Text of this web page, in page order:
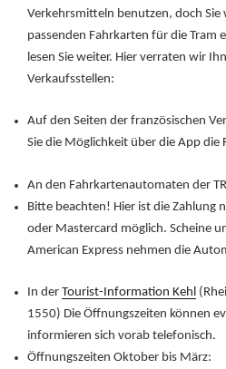
Verkehrsmitteln benutzen, doch Sie
passenden Fahrkarten für die Tram
lesen Sie weiter. Hier verraten wir
Verkaufsstellen:
Auf den Seiten der französischen
Sie die Möglichkeit über die App
An den Fahrkartenautomaten der
Bitte beachten! Hier ist die Zahlung
oder Mastercard möglich. Scheine
American Express nehmen die
In der Tourist-Information Kehl
1550) Die Öffnungszeiten können
informieren sich vorab telefonisch.
Öffnungszeiten Oktober bis März: